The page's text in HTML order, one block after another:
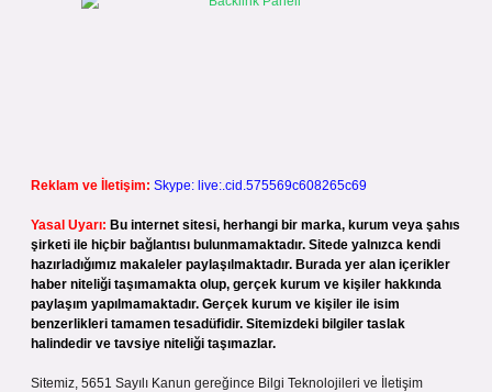
Reklam ve İletişim: Skype: live:.cid.575569c608265c69
Yasal Uyarı: Bu internet sitesi, herhangi bir marka, kurum veya şahıs
şirketi ile hiçbir bağlantısı bulunmamaktadır. Sitede yalnızca kendi
hazırladığımız makaleler paylaşılmaktadır. Burada yer alan içerikler
haber niteliği taşımamakta olup, gerçek kurum ve kişiler hakkında
paylaşım yapılmamaktadır. Gerçek kurum ve kişiler ile isim
benzerlikleri tamamen tesadüfidir. Sitemizdeki bilgiler taslak
halindedir ve tavsiye niteliği taşımazlar.
Sitemiz, 5651 Sayılı Kanun gereğince Bilgi Teknolojileri ve İletişim